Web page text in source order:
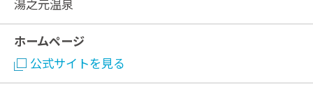
湯之元温泉
ホームページ
公式サイトを見る